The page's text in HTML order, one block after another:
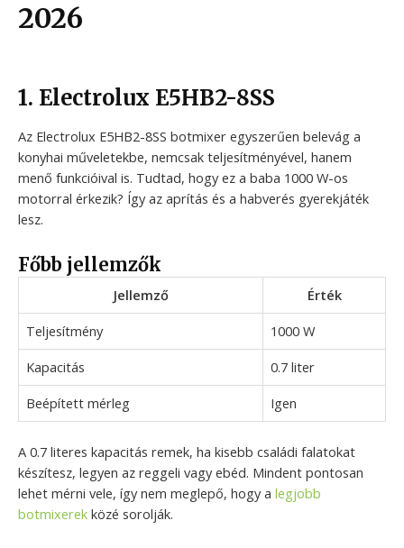
2026
1. Electrolux E5HB2-8SS
Az Electrolux E5HB2-8SS botmixer egyszerűen belevág a
konyhai műveletekbe, nemcsak teljesítményével, hanem
menő funkcióival is. Tudtad, hogy ez a baba 1000 W-os
motorral érkezik? Így az aprítás és a habverés gyerekjáték
lesz.
Főbb jellemzők
Jellemző
Érték
Teljesítmény
1000 W
Kapacitás
0.7 liter
Beépített mérleg
Igen
A 0.7 literes kapacitás remek, ha kisebb családi falatokat
készítesz, legyen az reggeli vagy ebéd. Mindent pontosan
lehet mérni vele, így nem meglepő, hogy a legjobb
botmixerek közé sorolják.